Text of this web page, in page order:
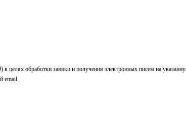
обработки заявки и получения электронных писем на
email.